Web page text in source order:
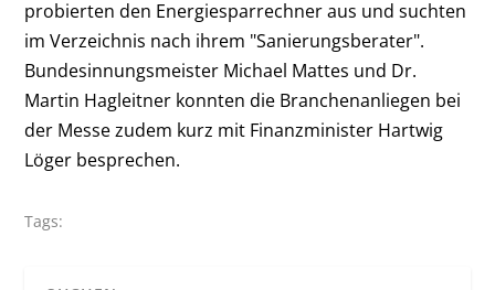
probierten den Energiesparrechner aus und suchten
im Verzeichnis nach ihrem "Sanierungsberater".
Bundesinnungsmeister Michael Mattes und Dr.
Martin Hagleitner konnten die Branchenanliegen bei
der Messe zudem kurz mit Finanzminister Hartwig
Löger besprechen.
Tags: